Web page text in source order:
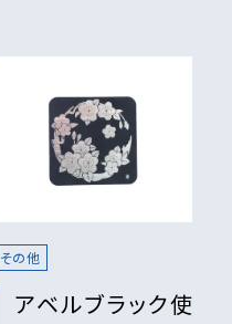
その他
アベルブラック使